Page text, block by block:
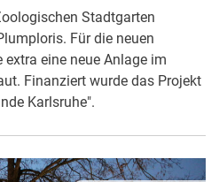
Stadtgarten
Für die neuen
eine neue Anlage im
Finanziert wurde das Projekt
Karlsruhe".